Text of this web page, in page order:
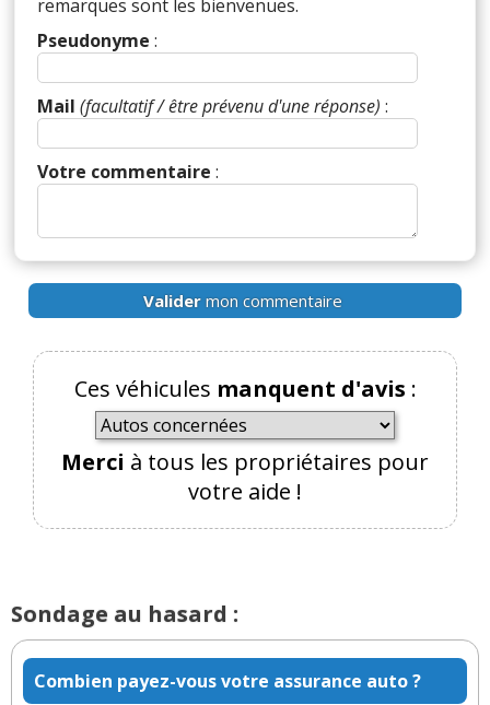
remarques sont les bienvenues.
Pseudonyme :
Mail (facultatif / être prévenu d'une réponse) :
Votre commentaire :
Validermon commentaire
Ces véhicules manquent d'avis :
Merci à tous les propriétaires pour
votre aide !
Sondage au hasard :
Combien payez-vous votre assurance auto ?